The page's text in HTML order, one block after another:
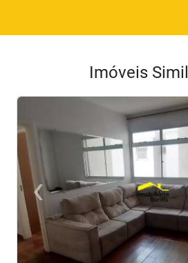
Imóveis
‹Previous